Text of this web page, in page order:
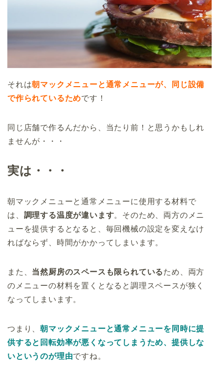
それは朝マックメニューと通常メニューが、同じ設備
で作られているためです！
同じ店舗で作るんだから、当たり前！と思うかもしれ
ませんが・・・
実は・・・
朝マックメニューと通常メニューに使用する材料で
は、 調理する温度が違います。そのため、両方のメニ
ューを提供するとなると、毎回機械の設定を変えなけ
ればならず、時間がかかってしまいます。
また、 当然厨房のスペースも限られているため、両方
のメニューの材料を置くとなると調理スペースが狭く
なってしまいます。
つまり、朝マックメニューと通常メニューを同時に提
供すると回転効率が悪くなってしまうため、提供しな
いというのが理由ですね。